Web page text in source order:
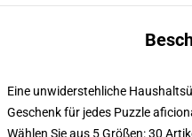
Eine unwiderstehliche
Geschenk für jedes Puzzle
Wählen Sie aus 5 Größen: 30